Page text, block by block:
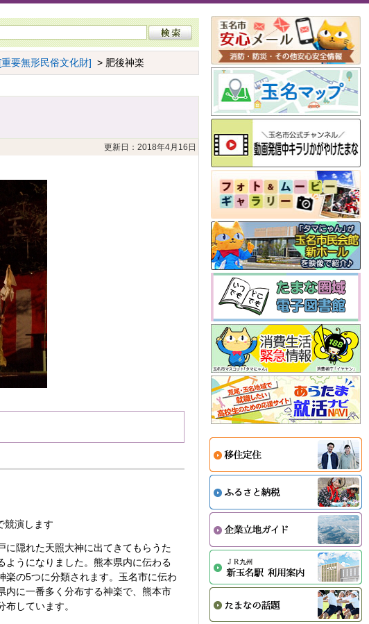
[重要無形民俗文化財] > 肥後神楽
更新日：2018年4月16日
演します
隠れた天照大神に出てきてもらうた
ようになりました。熊本県内に伝わる
楽の5つに分類されます。玉名市に伝わ
内に一番多く分布する神楽で、熊本市
しています。